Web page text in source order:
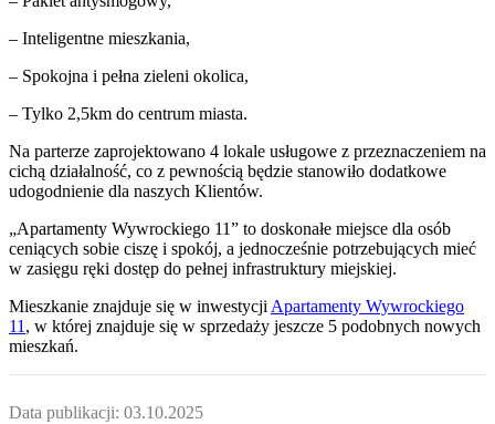
– Inteligentne mieszkania,
– Spokojna i pełna zieleni okolica,
– Tylko 2,5km do centrum miasta.
Na parterze zaprojektowano 4 lokale usługowe z przeznaczeniem na
cichą działalność, co z pewnością będzie stanowiło dodatkowe
udogodnienie dla naszych Klientów.
„Apartamenty Wywrockiego 11” to doskonałe miejsce dla osób
ceniących sobie ciszę i spokój, a jednocześnie potrzebujących mieć
w zasięgu ręki dostęp do pełnej infrastruktury miejskiej.
Mieszkanie znajduje się w inwestycji Apartamenty Wywrockiego
11 , w której znajduje się w sprzedaży jeszcze 5 podobnych nowych
mieszkań.
Data publikacji: 03.10.2025